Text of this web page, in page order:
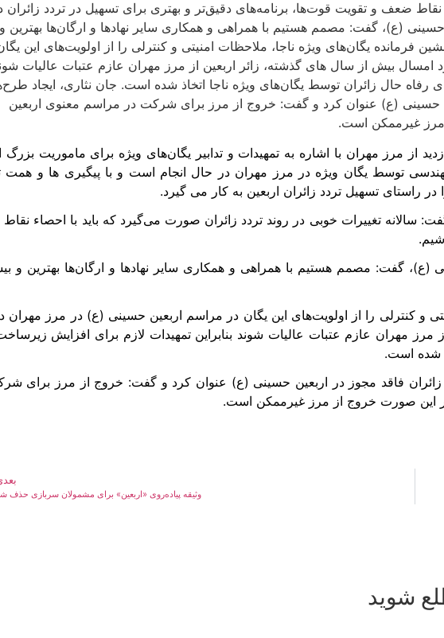
ضعف و تقویت قوت‌ها، برنامه‌های دقیق‌تر و بهتری برای تسهیل در تردد زائران
حسینی (ع)، گفت: مصمم هستیم با همراهی و همکاری سایر نهادها و ارگان‌ها بهترین و
فرمانده یگان‌های ویژه ناجا، ملاحظات امنیتی و کنترلی را از اولویت‌های این
بیش از سال های گذشته، زائر اربعین از مرز مهران عازم عتبات عالیات
رفاه حال زائران توسط یگان‌های ویژه ناجا اتخاذ شده است. جان نثاری، ایجاد
حسینی (ع) عنوان کرد و گفت: خروج از مرز برای شرکت در مراسم معنوی اربعین
مرز غیرممکن است.
از مرز مهران با اشاره به تمهیدات و تدابیر یگان‌های ویژه برای ماموریت بزرگ
توسط یگان ویژه در مرز مهران در حال انجام است و با پیگیری ها و همت
راستای تسهیل تردد زائران اربعین به کار می گیرد.
سالانه تغییرات خوبی در روند تردد زائران صورت می‌گیرد که باید با احصاء
(ع)، گفت: مصمم هستیم با همراهی و همکاری سایر نهادها و ارگان‌ها بهترین و
و کنترلی را از اولویت‌های این یگان در مراسم اربعین حسینی (ع) در مرز مهران
مهران عازم عتبات عالیات شوند بنابراین تمهیدات لازم برای افزایش
شده است.
زائران فاقد مجوز در اربعین حسینی (ع) عنوان کرد و گفت: خروج از مرز برای
این صورت خروج از مرز غیرممکن است.
وثیقه پیاده‌روی «اربعین» برای مشمولان سربازی حذف
شوید